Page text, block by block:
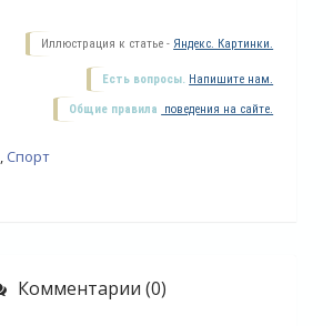
Иллюстрация к статье - Яндекс. Картинки.
Есть вопросы. Напишите нам.
Общие правила поведения на сайте.
, Спорт
Комментарии (0)